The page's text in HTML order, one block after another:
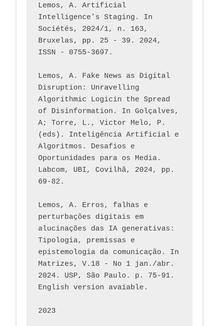
Lemos, A. Artificial
Intelligence’s Staging. In
Sociétés, 2024/1, n. 163,
Bruxelas, pp. 25 - 39. 2024,
ISSN - 0755-3697.
Lemos, A. Fake News as Digital
Disruption: Unravelling
Algorithmic Logicin the Spread
of Disinformation. In Golçalves,
A; Torre, L., Victor Melo, P.
(eds). Inteligência Artificial e
Algoritmos. Desafios e
Oportunidades para os Media.
Labcom, UBI, Covilhã, 2024, pp.
69-82.
Lemos, A. Erros, falhas e
perturbações digitais em
alucinações das IA generativas:
Tipologia, premissas e
epistemologia da comunicação. In
Matrizes, V.18 - No 1 jan./abr.
2024. USP, São Paulo. p. 75-91.
English version avaiable.
2023